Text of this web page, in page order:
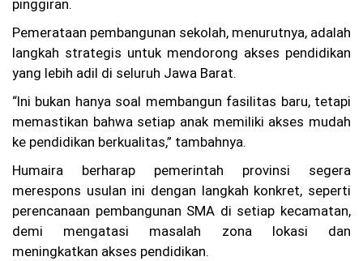
Ko
s
Su
rel
a
SR
P
MI
Ko
ta
Ba
nd
pinggiran.
Pemerataan pembangunan sekolah, menurutnya, adalah
langkah strategis untuk mendorong akses pendidikan
yang lebih adil di seluruh Jawa Barat.
“Ini bukan hanya soal membangun fasilitas baru, tetapi
memastikan bahwa setiap anak memiliki akses mudah
ke pendidikan berkualitas,” tambahnya.
Humaira berharap pemerintah provinsi segera
merespons usulan ini dengan langkah konkret, seperti
perencanaan pembangunan SMA di setiap kecamatan,
demi mengatasi masalah zona lokasi dan
meningkatkan akses pendidikan.